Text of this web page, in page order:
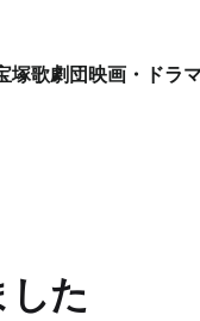
塚歌劇団映画・ドラマ
した